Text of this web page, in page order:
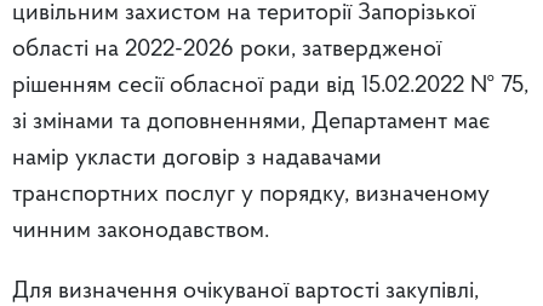
цивільним захистом на території Запорізької
області на 2022-2026 роки, затвердженої
рішенням сесії обласної ради від 15.02.2022 № 75,
зі змінами та доповненнями, Департамент має
намір укласти договір з надавачами
транспортних послуг у порядку, визначеному
чинним законодавством.
Для визначення очікуваної вартості закупівлі,